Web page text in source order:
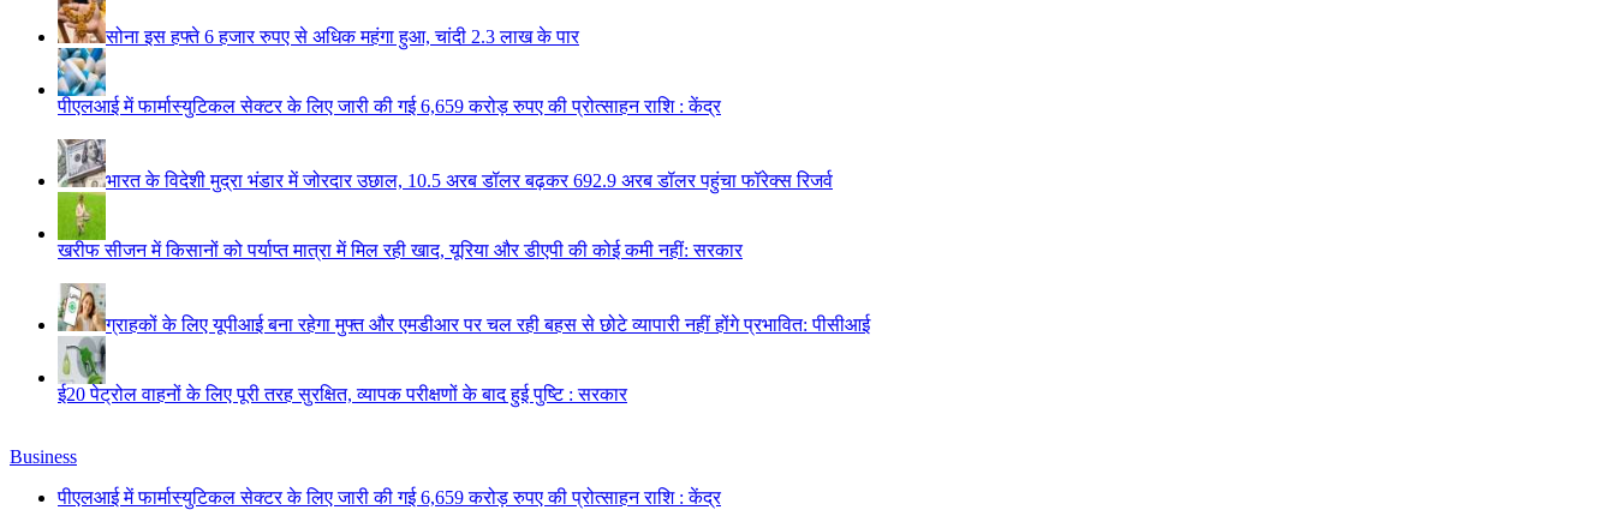
सोना इस हफ्ते 6 हजार रुपए से अधिक महंगा हुआ, चांदी 2.3 लाख के पार
पीएलआई में फार्मास्युटिकल सेक्टर के लिए जारी की गई 6,659 करोड़ रुपए की प्रोत्साहन राशि : केंद्र
भारत के विदेशी मुद्रा भंडार में जोरदार उछाल, 10.5 अरब डॉलर बढ़कर 692.9 अरब डॉलर पहुंचा फॉरेक्स रिजर्व
खरीफ सीजन में किसानों को पर्याप्त मात्रा में मिल रही खाद, यूरिया और डीएपी की कोई कमी नहीं: सरकार
ग्राहकों के लिए यूपीआई बना रहेगा मुफ्त और एमडीआर पर चल रही बहस से छोटे व्यापारी नहीं होंगे प्रभावित: पीसीआई
ई20 पेट्रोल वाहनों के लिए पूरी तरह सुरक्षित, व्यापक परीक्षणों के बाद हुई पुष्टि : सरकार
Business
पीएलआई में फार्मास्युटिकल सेक्टर के लिए जारी की गई 6,659 करोड़ रुपए की प्रोत्साहन राशि : केंद्र